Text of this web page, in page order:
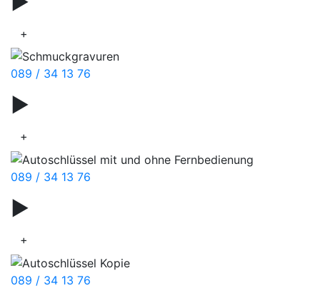
+
089 / 34 13 76
▶
+
089 / 34 13 76
▶
+
089 / 34 13 76